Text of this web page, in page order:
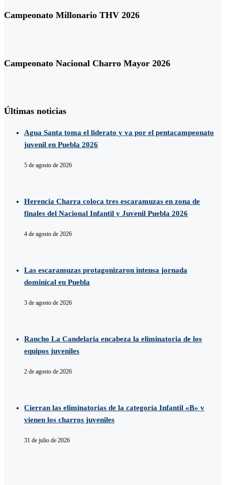
Campeonato Millonario THV 2026
Campeonato Nacional Charro Mayor 2026
Últimas noticias
Agua Santa toma el liderato y va por el pentacampeonato
juvenil en Puebla 2026
5 de agosto de 2026
Herencia Charra coloca tres escaramuzas en zona de
finales del Nacional Infantil y Juvenil Puebla 2026
4 de agosto de 2026
Las escaramuzas protagonizaron intensa jornada
dominical en Puebla
3 de agosto de 2026
Rancho La Candelaria encabeza la eliminatoria de los
equipos juveniles
2 de agosto de 2026
Cierran las eliminatorias de la categoría Infantil «B» y
vienen los charros juveniles
31 de julio de 2026